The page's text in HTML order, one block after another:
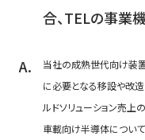
合、TELの事業
当社の成熟世代向け装
に必要となる移設や改
ルドソリューション売上
車載向け半導体につい